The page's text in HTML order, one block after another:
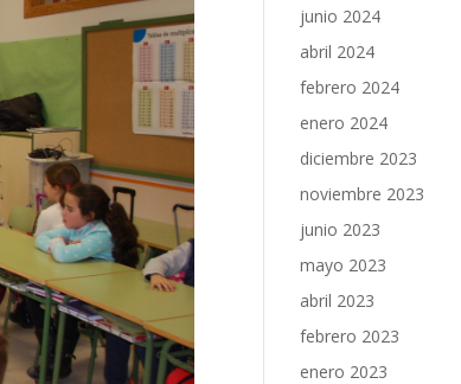
junio 2024
abril 2024
febrero 2024
enero 2024
diciembre 2023
noviembre 2023
junio 2023
mayo 2023
abril 2023
febrero 2023
enero 2023